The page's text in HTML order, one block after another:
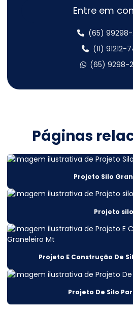
Cálculo Estrutural Galpão Metálico
Cálculo estrutural metálico
Cálculo estrutural mezanino metálico
Cálculo estrutural obras
Cálculo estrutural sobrado
Cálculo estrutural telhado metálico
Cálculo projeto estrutural
Cálculos estruturais
Construção De Armazém Atacadista
Entre em
(65)
(11) 91212-
(65) 9298-
Páginas
Projeto Silo
Projeto silo
Projeto E Construção De
Projeto De Silo